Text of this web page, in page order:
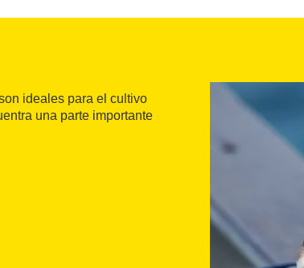
ideales para el cultivo
una parte importante